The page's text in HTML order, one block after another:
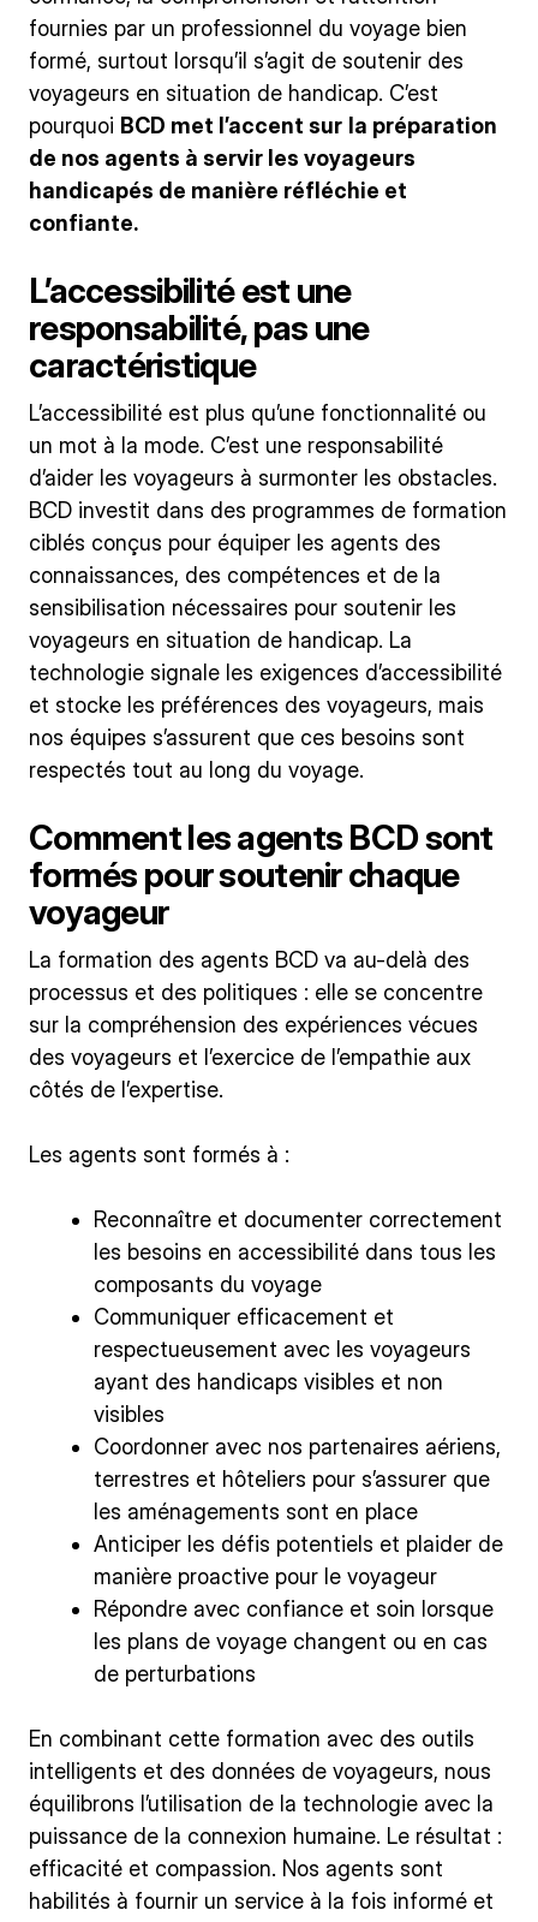
fournies par un professionnel du voyage bien
formé, surtout lorsqu’il s’agit de soutenir des
voyageurs en situation de handicap. C’est
pourquoi BCD met l’accent sur la préparation
de nos agents à servir les voyageurs
handicapés de manière réfléchie et
confiante.
L’accessibilité est une
responsabilité, pas une
caractéristique
L’accessibilité est plus qu’une fonctionnalité ou
un mot à la mode. C’est une responsabilité
d’aider les voyageurs à surmonter les obstacles.
BCD investit dans des programmes de formation
ciblés conçus pour équiper les agents des
connaissances, des compétences et de la
sensibilisation nécessaires pour soutenir les
voyageurs en situation de handicap. La
technologie signale les exigences d’accessibilité
et stocke les préférences des voyageurs, mais
nos équipes s’assurent que ces besoins sont
respectés tout au long du voyage.
Comment les agents BCD sont
formés pour soutenir chaque
voyageur
La formation des agents BCD va au-delà des
processus et des politiques : elle se concentre
sur la compréhension des expériences vécues
des voyageurs et l’exercice de l’empathie aux
côtés de l’expertise.
Les agents sont formés à :
Reconnaître et documenter correctement
les besoins en accessibilité dans tous les
composants du voyage
Communiquer efficacement et
respectueusement avec les voyageurs
ayant des handicaps visibles et non
visibles
Coordonner avec nos partenaires aériens,
terrestres et hôteliers pour s’assurer que
les aménagements sont en place
Anticiper les défis potentiels et plaider de
manière proactive pour le voyageur
Répondre avec confiance et soin lorsque
les plans de voyage changent ou en cas
de perturbations
En combinant cette formation avec des outils
intelligents et des données de voyageurs, nous
équilibrons l’utilisation de la technologie avec la
puissance de la connexion humaine. Le résultat :
efficacité et compassion. Nos agents sont
habilités à fournir un service à la fois informé et